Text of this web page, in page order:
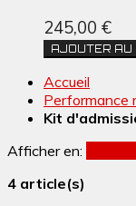
245,00 €
AJOUTER AU
Accueil
Performance
Kit
Afficher en:
4 article(s)